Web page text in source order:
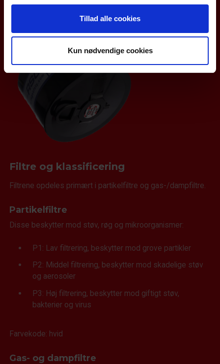
Tillad alle cookies
Kun nødvendige cookies
Filtre og klassificering
Filtrene opdeles primært i partikelfiltre og gas-/dampfiltre.
Partikelfiltre
Disse beskytter mod støv, røg og mikroorganismer:
P1: Lav filtrering, beskytter mod grove partikler
P2: Middel filtrering, beskytter mod skadelige støv
og aerosoler
P3: Høj filtrering, beskytter mod giftigt støv,
bakterier og virus
Farvekode: hvid
Gas- og dampfiltre